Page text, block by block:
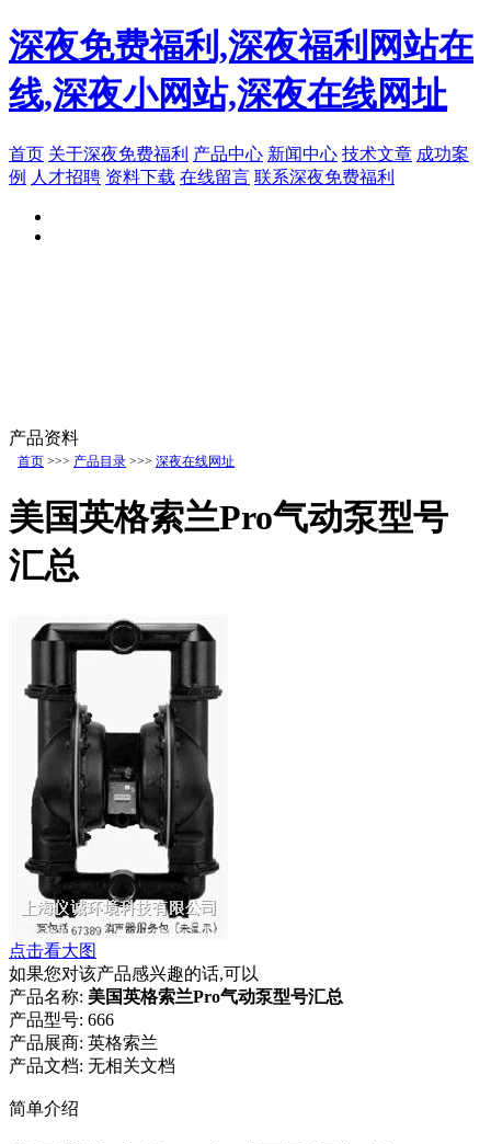
深夜免费福利,深夜福利网站在
线,深夜小网站,深夜在线网址
首页 关于深夜免费福利 产品中心 新闻中心 技术文章 成功案
例 人才招聘 资料下载 在线留言 联系深夜免费福利
产品资料
首页 >>> 产品目录 >>> 深夜在线网址
美国英格索兰Pro气动泵型号
汇总
点击看大图
如果您对该产品感兴趣的话,可以
产品名称: 美国英格索兰Pro气动泵型号汇总
产品型号: 666
产品展商: 英格索兰
产品文档: 无相关文档
简单介绍